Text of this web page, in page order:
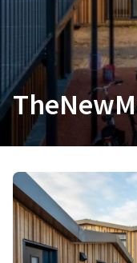
House of
TheNewMakers